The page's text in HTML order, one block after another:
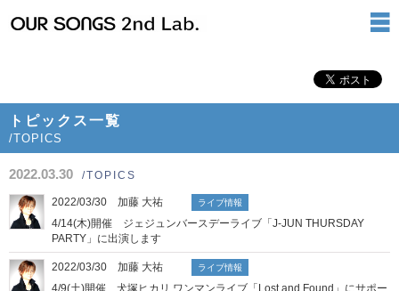
トピックス一覧
/TOPICS
2022.03.30 /TOPICS
2022/03/30 加藤 大祐 ライブ情報
4/14(木)開催 ジェジュンバースデーライブ「J-JUN THURSDAY
PARTY」に出演します
2022/03/30 加藤 大祐 ライブ情報
4/9(土)開催 犬塚ヒカリ ワンマンライブ「Lost and Found」にサポー